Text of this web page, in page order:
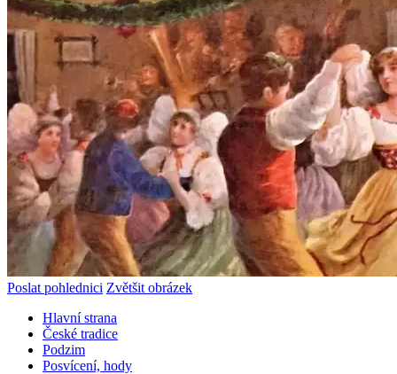
Poslat pohlednici Zvětšit obrázek
Hlavní strana
České tradice
Podzim
Posvícení, hody